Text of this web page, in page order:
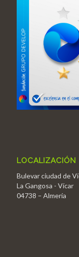
LOCALIZACIÓN
Bulevar ciudad de
La Gangosa - Vícar
04738 – Almería